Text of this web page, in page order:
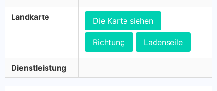
Landkarte Die Karte siehen
Richtung Ladenseile
Dienstleistung